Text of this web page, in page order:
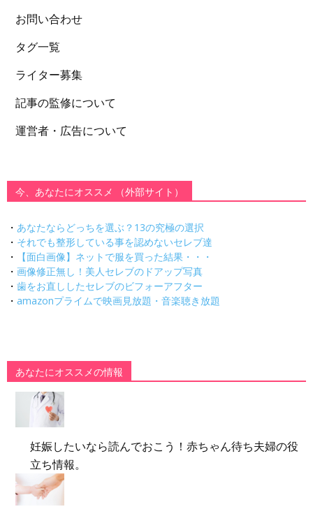
お問い合わせ
タグ一覧
ライター募集
記事の監修について
運営者・広告について
今、あなたにオススメ （外部サイト）
・ あなたならどっちを選ぶ？13の究極の選択
・ それでも整形している事を認めないセレブ達
・
【面白画像】ネットで服を買った結果・・・
・ 画像修正無し！美人セレブのドアップ写真
・ 歯をお直ししたセレブのビフォーアフター
・ amazonプライムで映画見放題・音楽聴き放題
あなたにオススメの情報
妊娠したいなら読んでおこう！赤ちゃん待ち夫婦の役
立ち情報。